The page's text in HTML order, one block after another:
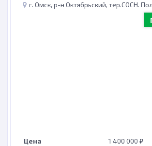
г. Омск, р-н Октябрьский, тер.СОСН.
Цена
1 400 000 ₽